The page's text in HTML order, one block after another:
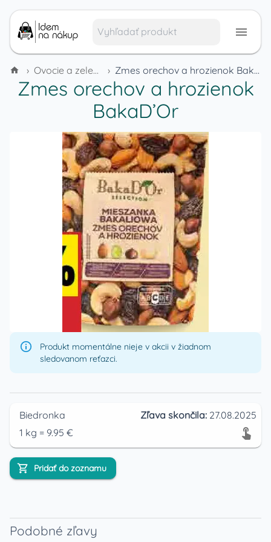
› Ovocie a zelenina › Zmes orechov a hrozienok BakaD’Or
Zmes orechov a hrozienok
BakaD’Or
Produkt momentálne nieje v akcii v žiadnom
sledovanom reťazci.
Biedronka Zľava skončila: 27.08.2025
1 kg = 9.95 €
Pridať do zoznamu
Podobné zľavy